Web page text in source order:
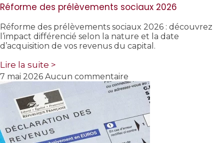
Réforme des prélèvements sociaux 2026
Réforme des prélèvements sociaux 2026 : découvrez
l’impact différencié selon la nature et la date
d’acquisition de vos revenus du capital.
Lire la suite >
7 mai 2026 Aucun commentaire